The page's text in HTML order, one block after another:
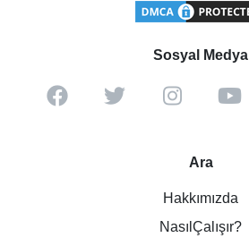
Sosyal Medya
Ara
Hakkımızda
NasılÇalışır?